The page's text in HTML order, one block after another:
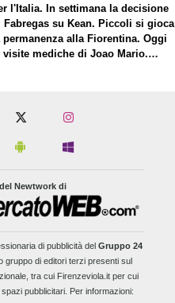
l'Italia. In settimana la decisione
Fabregas su Kean. Piccoli si gioca
permanenza alla Fiorentina. Oggi
visite mediche di Joao Mario.
Newtwork di
di pubblicità del Gruppo 24
gruppo di editori terzi presenti sul
tra cui Firenzeviola.it per cui
pubblicitari. Per informazioni: